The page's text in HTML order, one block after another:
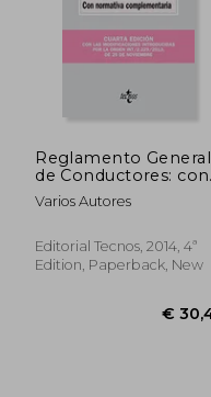
Reglamento General
de Conductores: con
normativa
complementaria (in
Varios Autores
Editorial Tecnos, 2014, 4ª
Edition, Paperback, New